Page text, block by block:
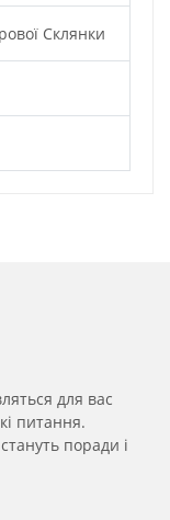
Склянки
для вас
питання.
поради і